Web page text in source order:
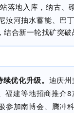
落地入库，纳古、
汝河抽水蓄能、巴
合新一轮找矿突
优化升级。 迪庆州
福建等地招商推介8
参加南博会、腾冲